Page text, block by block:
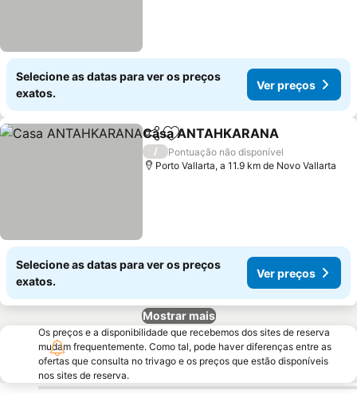
Selecione as datas para ver os preços
exatos.
Ver preços
PartilharAdicionar aos favoritos
Casa ANTAHKARANA
/
Pontuação não disponível
Porto Vallarta, a 11.9 km de Novo Vallarta
Selecione as datas para ver os preços
exatos.
Ver preços
Mostrar mais
Os preços e a disponibilidade que recebemos dos sites de reserva
mudam frequentemente. Como tal, pode haver diferenças entre as
ofertas que consulta no trivago e os preços que estão disponíveis
nos sites de reserva.